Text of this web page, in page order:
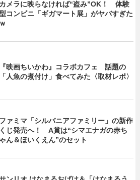
カメラに映らなければ“盗み”OK！ 体験
コンビニ「ギガマート展」がヤバすぎた
ｗ
『映画ちいかわ』コラボカフェ 話題の
「人魚の煮付け」食べてみた〈取材レポ〉
ファミマ「シルバニアファミリー」の新作
くじ発売へ！ A賞は“シマエナガの赤ち
ゃん＆ほいくえん”のセット